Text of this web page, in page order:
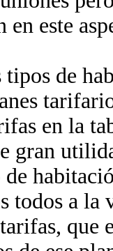
en este
tipos de
en la
gran
todos a la
que